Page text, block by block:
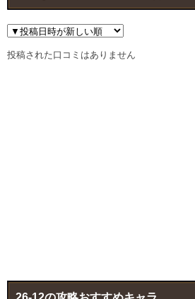
投稿された口コミはありません